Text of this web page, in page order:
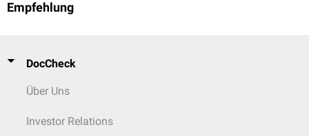
Empfehlung
DocCheck
Über Uns
Investor Relations